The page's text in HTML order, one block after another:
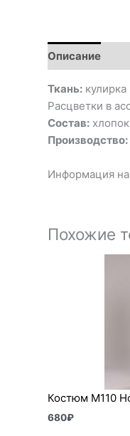
Описание
Ткань:
Расцветки в
Состав:
Производство:
Информация
Похожие
Костюм М110
680₽